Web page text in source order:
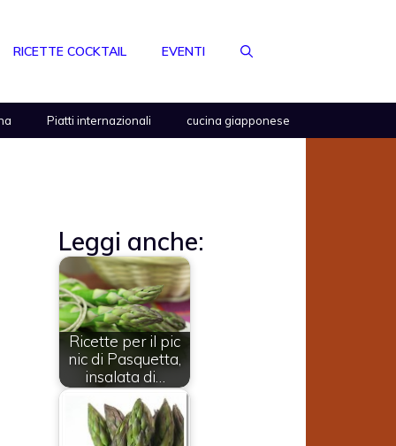
RICETTE COCKTAIL EVENTI
Piatti internazionali cucina giapponese
Leggi anche:
Ricette per il pic
nic di Pasquetta,
insalata di…